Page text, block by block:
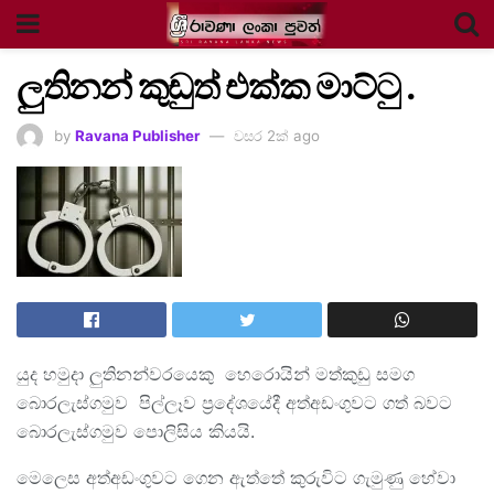
ලුතිනන් කුඩුත් එක්ක මාට්ටු .
by Ravana Publisher වසර 2ක් ago
යුද හමුදා ලුතිනන්වරයෙකු හෙරොයින් මත්කුඩු සමග
බොරලැස්ගමුව පිල්ලෑව ප්‍රදේශයේදී අත්අඩංගුවට ගත් බවට
බොරලැස්ගමුව පොලිසිය කියයි.
මෙලෙස අත්අඩංගුවට ගෙන ඇත්තේ කුරුවිට ගැමුණු හේවා